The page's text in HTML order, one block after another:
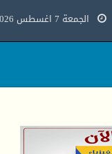
الجمعة 7 اغسطس 2026 م - 21 صفر 1448هـ